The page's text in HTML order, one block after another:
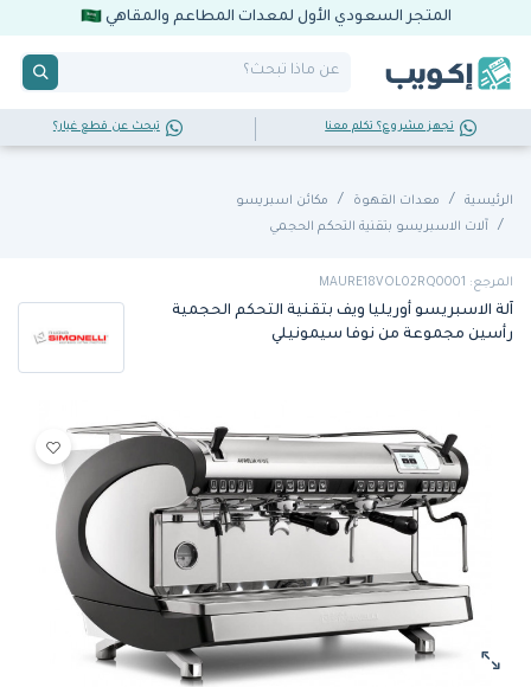
المتجر السعودي الأول لمعدات المطاعم والمقاهي
تجهز مشروع؟ تكلم معنا تبحث عن قطع غيار؟
الرئيسية معدات القهوة
مكائن اسبريسو
آلات الاسبريسو بتقنية التحكم الحجمي
المرجع: MAURE18VOL02RQ0001
آلة الاسبريسو أوريليا ويف بتقنية التحكم الحجمية
رأسين مجموعة من نوفا سيمونيلي